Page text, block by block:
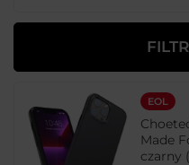
EOL
Made
czarny